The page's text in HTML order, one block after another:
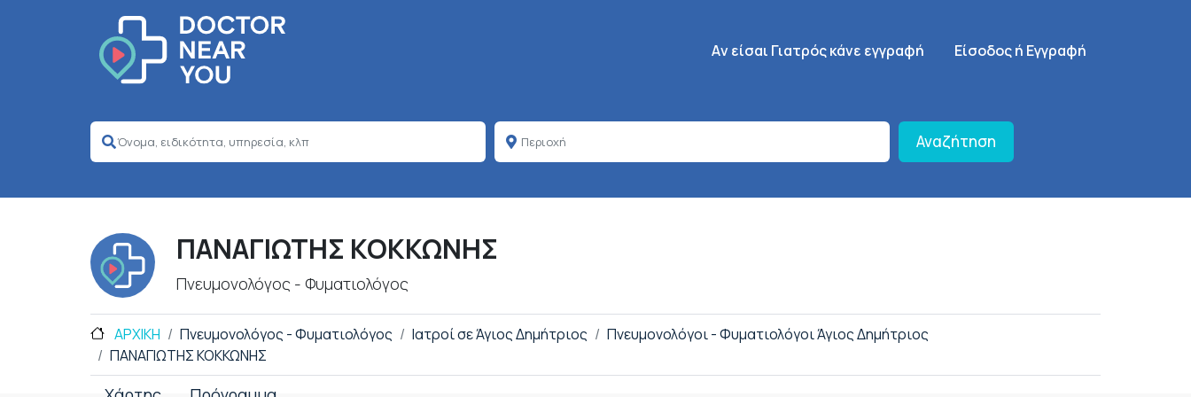
Κεντρική πλοήγηση
Aν είσαι Γιατρός κάνε εγγραφή SignUp Menu
Είσοδος ή Εγγραφή
Αναζήτηση
ΠΑΝΑΓΙΩΤΗΣ ΚΟΚΚΩΝΗΣ
Πνευμονολόγος - Φυματιολόγος
ΑΡΧΙΚΗ Πνευμονολόγος - Φυματιολόγος Ιατροί σε Άγιος Δημήτριος
Πνευμονολόγοι - Φυματιολόγοι Άγιος Δημήτριος
ΠΑΝΑΓΙΩΤΗΣ ΚΟΚΚΩΝΗΣ